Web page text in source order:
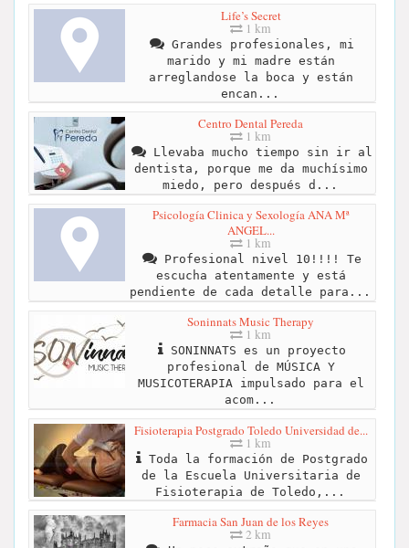
Life’s Secret
1 km
Grandes profesionales, mi
marido y mi madre están
arreglandose la boca y están
encan...
Centro Dental Pereda
1 km
Llevaba mucho tiempo sin ir al
dentista, porque me da muchísimo
miedo, pero después d...
Psicología Clinica y Sexología ANA Mª
ANGEL...
1 km
Profesional nivel 10!!!! Te
escucha atentamente y está
pendiente de cada detalle para...
Soninnats Music Therapy
1 km
SONINNATS es un proyecto
profesional de MÚSICA Y
MUSICOTERAPIA impulsado para el
acom...
Fisioterapia Postgrado Toledo Universidad de...
1 km
Toda la formación de Postgrado
de la Escuela Universitaria de
Fisioterapia de Toledo,...
Farmacia San Juan de los Reyes
2 km